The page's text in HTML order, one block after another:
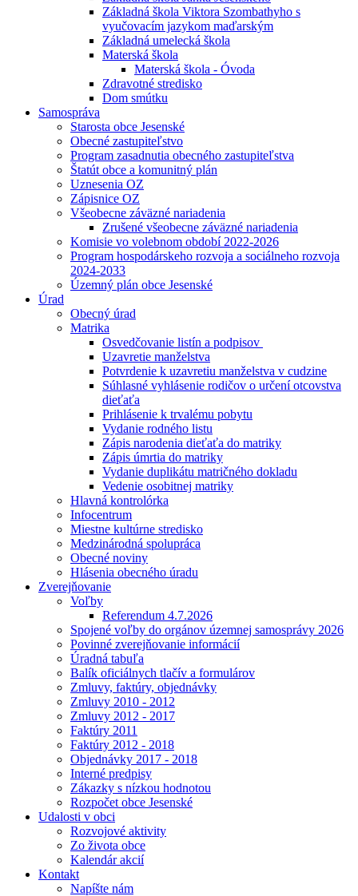
Základná škola Viktora Szombathyho s
vyučovacím jazykom maďarským
Základná umelecká škola
Materská škola
Materská škola - Óvoda
Zdravotné stredisko
Dom smútku
Samospráva
Starosta obce Jesenské
Obecné zastupiteľstvo
Program zasadnutia obecného zastupiteľstva
Štatút obce a komunitný plán
Uznesenia OZ
Zápisnice OZ
Všeobecne záväzné nariadenia
Zrušené všeobecne záväzné nariadenia
Komisie vo volebnom období 2022-2026
Program hospodárskeho rozvoja a sociálneho rozvoja
2024-2033
Územný plán obce Jesenské
Úrad
Obecný úrad
Matrika
Osvedčovanie listín a podpisov
Uzavretie manželstva
Potvrdenie k uzavretiu manželstva v cudzine
Súhlasné vyhlásenie rodičov o určení otcovstva
dieťaťa
Prihlásenie k trvalému pobytu
Vydanie rodného listu
Zápis narodenia dieťaťa do matriky
Zápis úmrtia do matriky
Vydanie duplikátu matričného dokladu
Vedenie osobitnej matriky
Hlavná kontrolórka
Infocentrum
Miestne kultúrne stredisko
Medzinárodná spolupráca
Obecné noviny
Hlásenia obecného úradu
Zverejňovanie
Voľby
Referendum 4.7.2026
Spojené voľby do orgánov územnej samosprávy 2026
Povinné zverejňovanie informácií
Úradná tabuľa
Balík oficiálnych tlačív a formulárov
Zmluvy, faktúry, objednávky
Zmluvy 2010 - 2012
Zmluvy 2012 - 2017
Faktúry 2011
Faktúry 2012 - 2018
Objednávky 2017 - 2018
Interné predpisy
Zákazky s nízkou hodnotou
Rozpočet obce Jesenské
Udalosti v obci
Rozvojové aktivity
Zo života obce
Kalendár akcií
Kontakt
Napíšte nám